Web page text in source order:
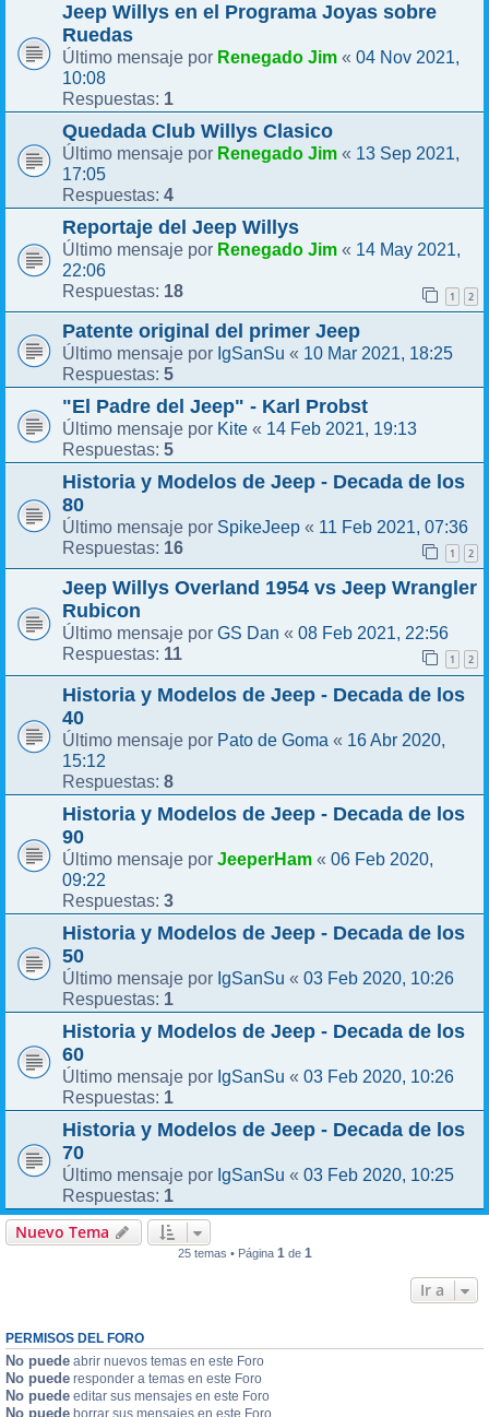
Jeep Willys en el Programa Joyas sobre
Ruedas
Último mensaje por Renegado Jim « 04 Nov 2021,
10:08
Respuestas: 1
Quedada Club Willys Clasico
Último mensaje por Renegado Jim « 13 Sep 2021,
17:05
Respuestas: 4
Reportaje del Jeep Willys
Último mensaje por Renegado Jim « 14 May 2021,
22:06
Respuestas: 18 1 2
Patente original del primer Jeep
Último mensaje por IgSanSu « 10 Mar 2021, 18:25
Respuestas: 5
"El Padre del Jeep" - Karl Probst
Último mensaje por Kite « 14 Feb 2021, 19:13
Respuestas: 5
Historia y Modelos de Jeep - Decada de los
80
Último mensaje por SpikeJeep « 11 Feb 2021, 07:36
Respuestas: 16 1 2
Jeep Willys Overland 1954 vs Jeep Wrangler
Rubicon
Último mensaje por GS Dan « 08 Feb 2021, 22:56
Respuestas: 11 1 2
Historia y Modelos de Jeep - Decada de los
40
Último mensaje por Pato de Goma « 16 Abr 2020,
15:12
Respuestas: 8
Historia y Modelos de Jeep - Decada de los
90
Último mensaje por JeeperHam « 06 Feb 2020,
09:22
Respuestas: 3
Historia y Modelos de Jeep - Decada de los
50
Último mensaje por IgSanSu « 03 Feb 2020, 10:26
Respuestas: 1
Historia y Modelos de Jeep - Decada de los
60
Último mensaje por IgSanSu « 03 Feb 2020, 10:26
Respuestas: 1
Historia y Modelos de Jeep - Decada de los
70
Último mensaje por IgSanSu « 03 Feb 2020, 10:25
Respuestas: 1
Nuevo Tema
25 temas • Página 1 de 1
Ir a
PERMISOS DEL FORO
No puede abrir nuevos temas en este Foro
No puede responder a temas en este Foro
No puede editar sus mensajes en este Foro
No puede borrar sus mensajes en este Foro